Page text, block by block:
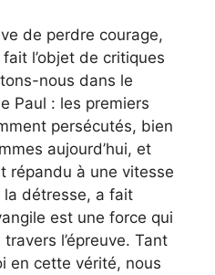
de perdre courage,
l’objet de critiques
nous dans le
Paul : les premiers
persécutés, bien
aujourd’hui, et
répandu à une vitesse
la détresse, a fait
est une force qui
l’épreuve. Tant
en cette vérité, nous